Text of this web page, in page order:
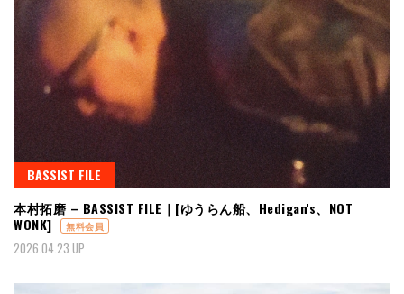
BASSIST FILE
本村拓磨 – BASSIST FILE｜[ゆうらん船、Hedigan's、NOT
WONK]
無料会員
2026.04.23 UP